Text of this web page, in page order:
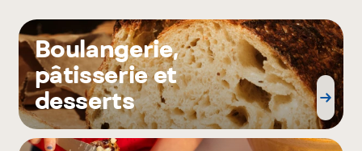
Boulangerie,
pâtisserie et
desserts